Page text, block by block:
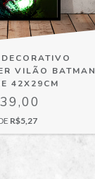
VILÃO BATMAN
42X29CM
R$5,27